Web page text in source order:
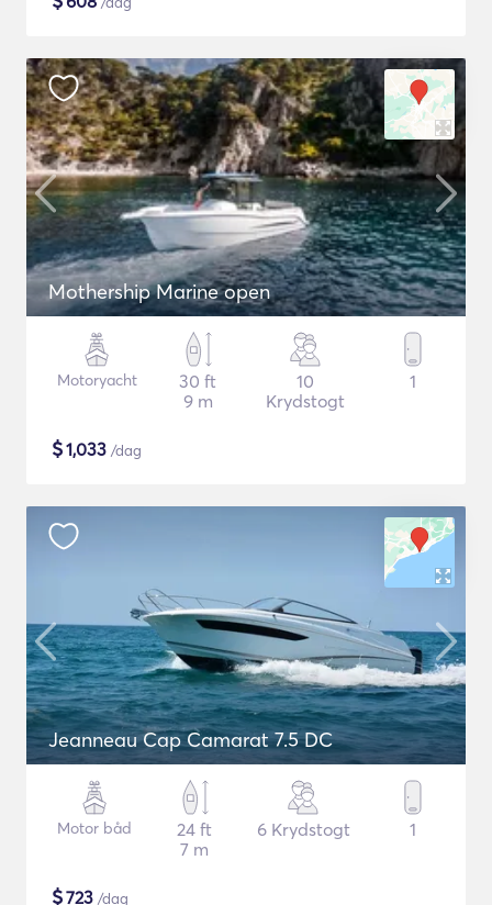
Mothership Marine open
Motoryacht
30 ft
9 m
10
Krydstogt
1
$1,033 /dag
Jeanneau Cap Camarat 7.5 DC
Motor båd
24 ft
7 m
6 Krydstogt 1
$723 /dag